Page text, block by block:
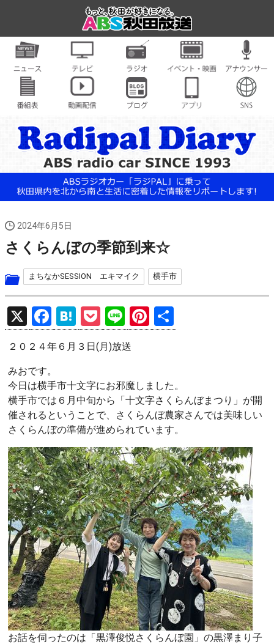
2024年6月5日
さくらんぼの季節到来☆
まちなかSESSION エキマイク 横手市
X
F
a
ce
b
o
o
k
H
at
e
n
a
P
o
ck
Li
n
e
Pi
nt
t
有
２０２４年６月３日(月)放送
みおです。
今日は横手市十文字にお邪魔しました。
横手市では６月中旬から「十文字さくらんぼまつり」が開
催されるということで、さくらんぼ農家さんでは美味しい
さくらんぼの準備が進められています。
お話を伺ったのは「黒澤俊悦さくらんぼ園」の黒澤まり子